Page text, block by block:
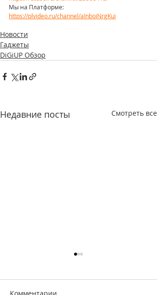
Мы на Платформе:
https://plvideo.ru/channel/aInboiNrgKui
Новости
Гаджеты
DiGiUP Обзор
Недавние посты Смотреть все